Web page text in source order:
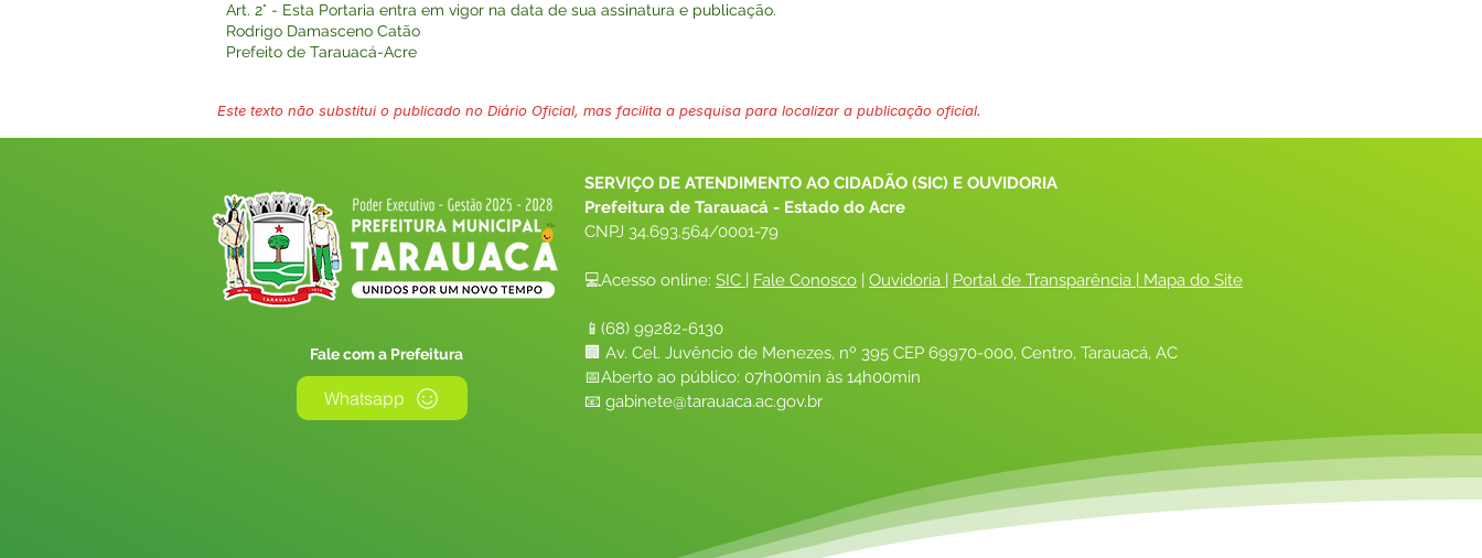
Art. 2° - Esta Portaria entra em vigor na data de sua assinatura e publicação.
Rodrigo Damasceno Catão
Prefeito de Tarauacá-Acre
Este texto não substitui o publicado no Diário Oficial, mas facilita a pesquisa para localizar a publicação oficial.
Fale com a Prefeitura
Whatsapp
SERVIÇO DE ATENDIMENTO AO CIDADÃO (SIC) E OUVIDORIA
Prefeitura de Tarauacá - Estado do Acre
CNPJ 34.693.564/0001-79
💻Acesso online: SIC | Fale Conosco | Ouvidoria | Portal de Transparência | Mapa do Site
📱(68) 99282-6130
🏢 Av. Cel. Juvêncio de Menezes, nº 395 CEP 69970-000, Centro, Tarauacá, AC
📅Aberto ao público: 07h00min às 14h00min
📧 gabinete@tarauaca.ac.gov.br